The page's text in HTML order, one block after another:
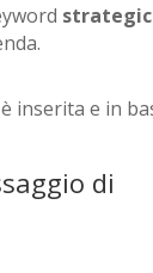
inserita e in
di